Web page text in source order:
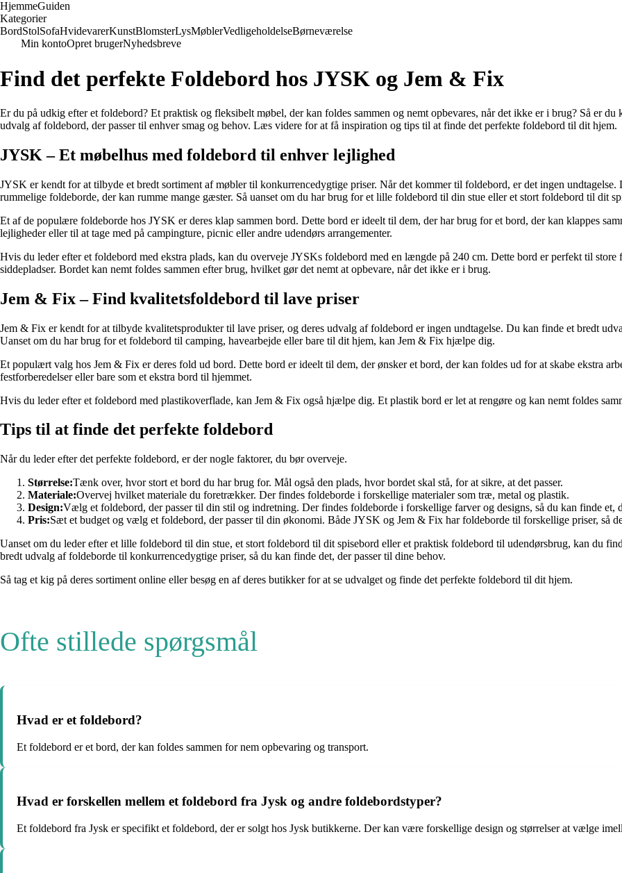
HjemmeGuiden
Kategorier
BordStolSofaHvidevarerKunstBlomsterLysMøblerVedligeholdelseBørneværelse
Min kontoOpret brugerNyhedsbreve
Find det perfekte Foldebord hos JYSK og Jem & Fix
Er du på udkig efter et foldebord? Et praktisk og fleksibelt møbel, der kan foldes sammen og nemt opbevares, når det ikke er i brug? Så er
udvalg af foldebord, der passer til enhver smag og behov. Læs videre for at få inspiration og tips til at finde det perfekte foldebord til dit hjem.
JYSK – Et møbelhus med foldebord til enhver lejlighed
JYSK er kendt for at tilbyde et bredt sortiment af møbler til konkurrencedygtige priser. Når det kommer til foldebord, er det ingen
rummelige foldeborde, der kan rumme mange gæster. Så uanset om du har brug for et lille foldebord til din stue eller et stort foldebord til dit
Et af de populære foldeborde hos JYSK er deres klap sammen bord. Dette bord er ideelt til dem, der har brug for et bord, der kan klappes
lejligheder eller til at tage med på campingture, picnic eller andre udendørs arrangementer.
Hvis du leder efter et foldebord med ekstra plads, kan du overveje JYSKs foldebord med en længde på 240 cm. Dette bord er perfekt til store
siddepladser. Bordet kan nemt foldes sammen efter brug, hvilket gør det nemt at opbevare, når det ikke er i brug.
Jem & Fix – Find kvalitetsfoldebord til lave priser
Jem & Fix er kendt for at tilbyde kvalitetsprodukter til lave priser, og deres udvalg af foldebord er ingen undtagelse. Du kan finde et bredt
Uanset om du har brug for et foldebord til camping, havearbejde eller bare til dit hjem, kan Jem & Fix hjælpe dig.
Et populært valg hos Jem & Fix er deres fold ud bord. Dette bord er ideelt til dem, der ønsker et bord, der kan foldes ud for at skabe ekstra
festforberedelser eller bare som et ekstra bord til hjemmet.
Hvis du leder efter et foldebord med plastikoverflade, kan Jem & Fix også hjælpe dig. Et plastik bord er let at rengøre og kan nemt foldes
Tips til at finde det perfekte foldebord
Når du leder efter det perfekte foldebord, er der nogle faktorer, du bør overveje.
Størrelse:Tænk over, hvor stort et bord du har brug for. Mål også den plads, hvor bordet skal stå, for at sikre, at det passer.
Materiale:Overvej hvilket materiale du foretrækker. Der findes foldeborde i forskellige materialer som træ, metal og plastik.
Design:Vælg et foldebord, der passer til din stil og indretning. Der findes foldeborde i forskellige farver og designs, så du kan finde et,
Pris:Sæt et budget og vælg et foldebord, der passer til din økonomi. Både JYSK og Jem & Fix har foldeborde til forskellige priser, så
Uanset om du leder efter et lille foldebord til din stue, et stort foldebord til dit spisebord eller et praktisk foldebord til udendørsbrug, kan du
bredt udvalg af foldeborde til konkurrencedygtige priser, så du kan finde det, der passer til dine behov.
Så tag et kig på deres sortiment online eller besøg en af deres butikker for at se udvalget og finde det perfekte foldebord til dit hjem.
Ofte stillede spørgsmål
Hvad er et foldebord?
Et foldebord er et bord, der kan foldes sammen for nem opbevaring og transport.
Hvad er forskellen mellem et foldebord fra Jysk og andre foldebordstyper?
Et foldebord fra Jysk er specifikt et foldebord, der er solgt hos Jysk butikkerne. Der kan være forskellige design og størrelser at vælge